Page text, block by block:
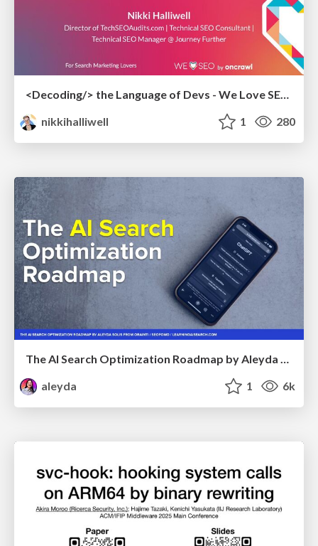
<Decoding/> the Language of Devs - We Love SEO 2024
nikkihalliwell
1 280
The AI Search Optimization Roadmap by Aleyda Solis
aleyda
1 6k